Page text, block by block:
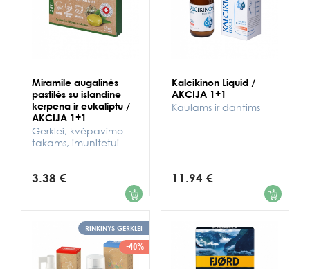
Miramile augalinės
pastilės su islandine
kerpena ir eukaliptu /
AKCIJA 1+1
Gerklei, kvėpavimo
takams, imunitetui
3.38 € 1
Kalcikinon Liquid /
AKCIJA 1+1
Kaulams ir dantims
11.94 € 1
RINKINYS GERKLEI
-40%